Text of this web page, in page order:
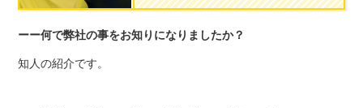
ーー何で弊社の事をお知りになりましたか？
知人の紹介です。